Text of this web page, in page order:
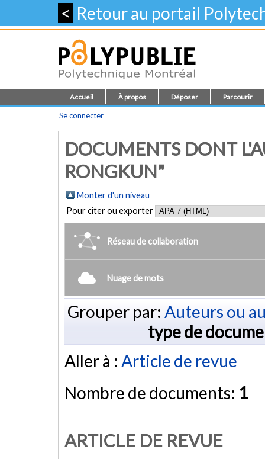
< Retour au portail
Accueil À propos Déposer Parcourir
Se connecter
DOCUMENTS DONT
RONGKUN"
Monter d'un niveau
Pour citer ou exporter
Réseau de collaboration
Nuage de mots
Grouper par: Auteurs ou
type de
Aller à : Article de revue
Nombre de documents: 1
ARTICLE DE REVUE